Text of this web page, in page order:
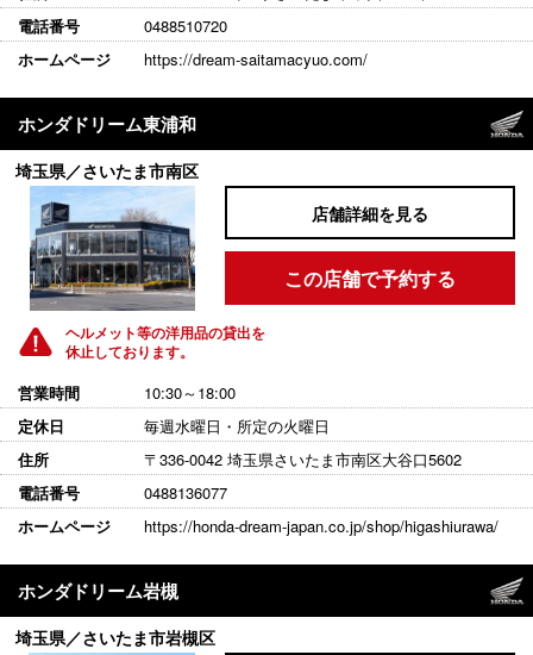
電話番号
0488510720
ホームページ
https://dream-saitamacyuo.com/
埼玉県／さいたま市南区
ホンダドリーム東浦和
店舗詳細を見る
この店舗で予約する
ヘルメット等の洋用品の貸出を
休止しております。
営業時間
10:30～18:00
定休日
毎週水曜日・所定の火曜日
住所
〒336-0042 埼玉県さいたま市南区大谷口5602
電話番号
0488136077
ホームページ
https://honda-dream-japan.co.jp/shop/higashiurawa/
埼玉県／さいたま市岩槻区
ホンダドリーム岩槻